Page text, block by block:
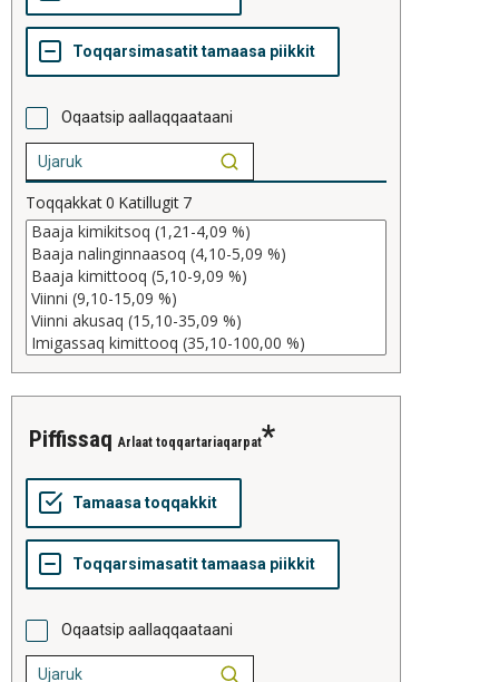
Oqaatsip aallaqqaataani
Toqqakkat0 Katillugit 7
piffissaq Arlaat toqqartariaqarpat
Oqaatsip aallaqqaataani